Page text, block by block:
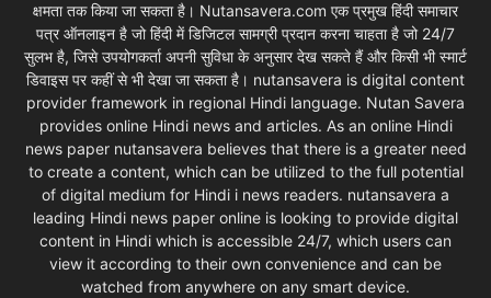
क्षमता तक किया जा सकता है। Nutansavera.com एक प्रमुख हिंदी समाचार
पत्र ऑनलाइन है जो हिंदी में डिजिटल सामग्री प्रदान करना चाहता है जो 24/7
सुलभ है, जिसे उपयोगकर्ता अपनी सुविधा के अनुसार देख सकते हैं और किसी भी स्मार्ट
डिवाइस पर कहीं से भी देखा जा सकता है। nutansavera is digital content
provider framework in regional Hindi language. Nutan Savera
provides online Hindi news and articles. As an online Hindi
news paper nutansavera believes that there is a greater need
to create a content, which can be utilized to the full potential
of digital medium for Hindi i news readers. nutansavera a
leading Hindi news paper online is looking to provide digital
content in Hindi which is accessible 24/7, which users can
view it according to their own convenience and can be
watched from anywhere on any smart device.